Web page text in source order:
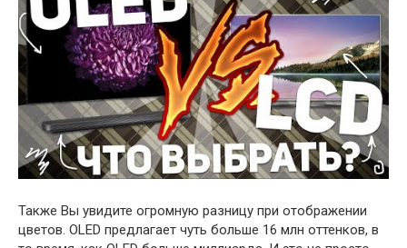
Также Вы увидите огромную разницу при отображении
цветов. OLED предлагает чуть больше 16 млн оттенков, в